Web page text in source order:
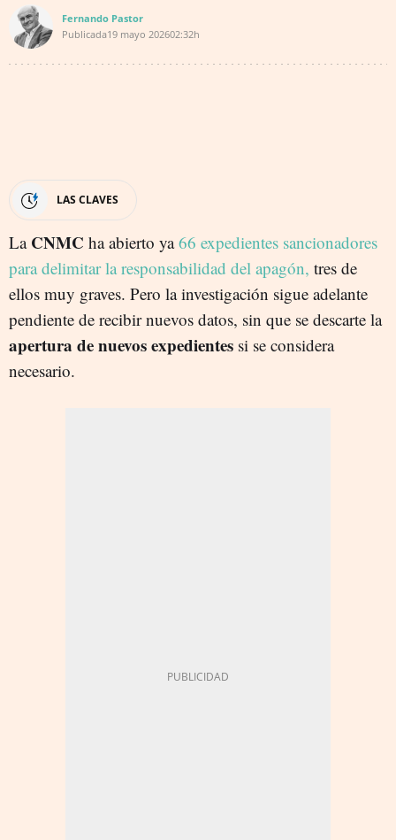
Fernando Pastor
Publicada19 mayo 202602:32h
LAS CLAVES
La CNMC ha abierto ya66 expedientes sancionadores
para delimitar la responsabilidad del apagón, tres de
ellos muy graves. Pero la investigación sigue adelante
pendiente de recibir nuevos datos, sin que se descarte la
apertura de nuevos expedientes si se considera
necesario.